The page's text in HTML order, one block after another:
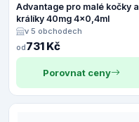
Advantage pro malé kočky a
králíky 40mg 4x0,4ml
v 5 obchodech
od731 Kč
Porovnat ceny